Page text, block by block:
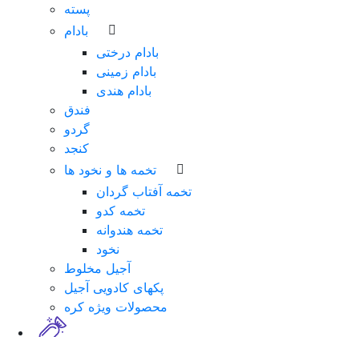
پسته
بادام
بادام درختی
بادام زمینی
بادام هندی
فندق
گردو
کنجد
تخمه ها و نخود ها
تخمه آفتاب گردان
تخمه کدو
تخمه هندوانه
نخود
آجیل مخلوط
پکهای کادویی آجیل
محصولات ویژه کره